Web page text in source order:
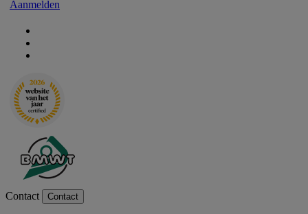
Aanmelden
Contact Contact